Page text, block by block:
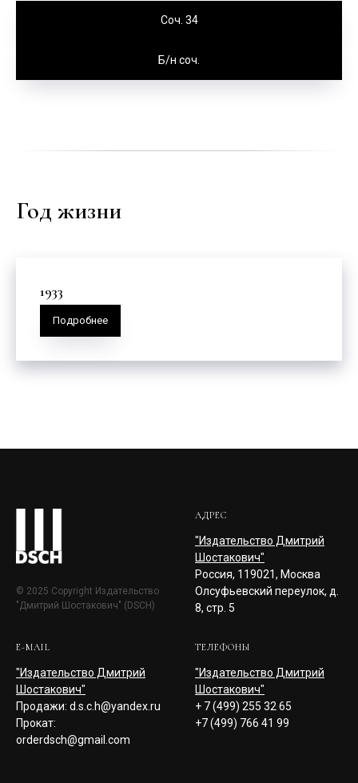
Соч. 34
Б/н соч.
Год жизни
1933
Подробнее
© 2025 Copyright Издательство
"Дмитрий Шостакович" (DSCH)
АДРЕС
"Издательство Дмитрий
Шостакович"
Россия, 119021, Москва
Олсуфьевский переулок, д.
8, стр. 5
E-MAIL
"Издательство Дмитрий
Шостакович"
Продажи: d.s.c.h@yandex.ru
Прокат:
orderdsch@gmail.com
ТЕЛЕФОНЫ
"Издательство Дмитрий
Шостакович"
+ 7 (499) 255 32 65
+7 (499) 766 41 99